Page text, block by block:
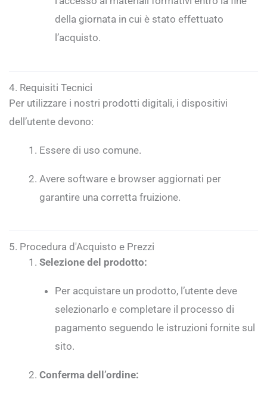
della giornata in cui è stato effettuato
l’acquisto.
4. Requisiti Tecnici
Per utilizzare i nostri prodotti digitali, i dispositivi
dell’utente devono:
Essere di uso comune.
Avere software e browser aggiornati per
garantire una corretta fruizione.
5. Procedura d'Acquisto e Prezzi
Selezione del prodotto:
Per acquistare un prodotto, l’utente deve
selezionarlo e completare il processo di
pagamento seguendo le istruzioni fornite sul
sito.
Conferma dell’ordine: